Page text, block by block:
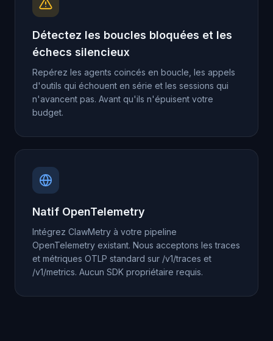
Détectez les boucles bloquées et les
échecs silencieux
Repérez les agents coincés en boucle, les appels
d'outils qui échouent en série et les sessions qui
n'avancent pas. Avant qu'ils n'épuisent votre
budget.
Natif OpenTelemetry
Intégrez ClawMetry à votre pipeline
OpenTelemetry existant. Nous acceptons les traces
et métriques OTLP standard sur /v1/traces et
/v1/metrics. Aucun SDK propriétaire requis.